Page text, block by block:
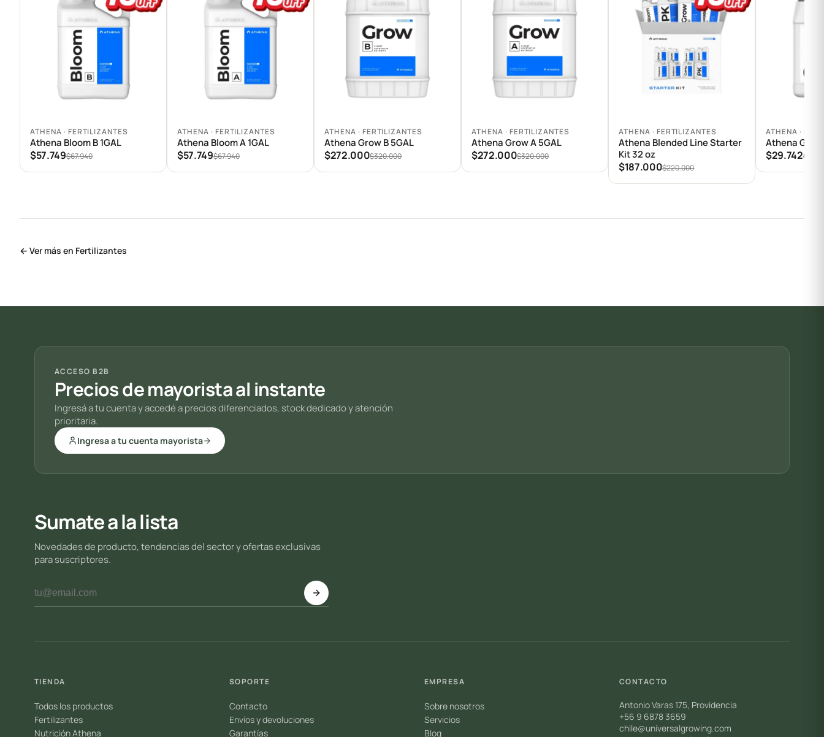
Agregar al carrito
ATHENA · FERTILIZANTES
Athena Bloom B 1GAL
$57.749$67.940
Agregar al carrito
ATHENA · FERTILIZANTES
Athena Bloom A 1GAL
$57.749$67.940
Agregar al carrito
ATHENA · FERTILIZANTES
Athena Grow B 5GAL
$272.000$320.000
Agregar al carrito
ATHENA · FERTILIZANTES
Athena Grow A 5GAL
$272.000$320.000
Agregar al carrito
ATHENA · FERTILIZANTES
Athena Blended Line Starter
Kit 32 oz
$187.000$220.000
Agregar al
ATHENA ·
Athena
$29.742
← Ver más en Fertilizantes
ACCESO B2B
Precios de mayorista al instante
Ingresá a tu cuenta y accedé a precios diferenciados, stock dedicado y atención
prioritaria.
Ingresa a tu cuenta mayorista
Sumate a la lista
Novedades de producto, tendencias del sector y ofertas exclusivas
para suscriptores.
TIENDA
Todos los productos
Fertilizantes
Nutrición Athena
SOPORTE
Contacto
Envíos y devoluciones
Garantías
EMPRESA
Sobre nosotros
Servicios
Blog
CONTACTO
Antonio Varas 175, Providencia
+56 9 6878 3659
chile@universalgrowing.com